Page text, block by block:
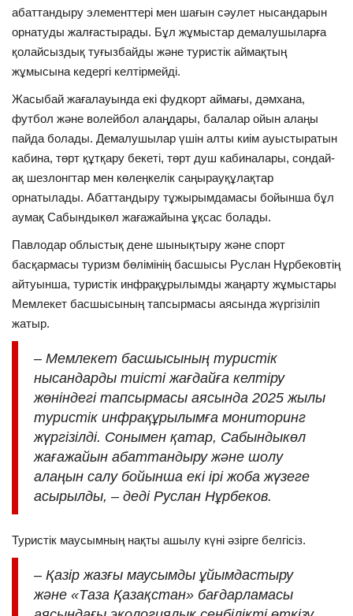
абаттандыру элементтері мен шағын сәулет нысандарын
орнатуды жалғастырады. Бұл жұмыстар демалушыларға
қолайсыздық туғызбайды және туристік аймақтың
жұмысына кедергі келтірмейді.
Жасыбай жағалауында екі фудкорт аймағы, дәмхана,
футбол және волейбол алаңдары, балалар ойын алаңы
пайда болады. Демалушылар үшін алты киім ауыстыратын
кабина, төрт құтқару бекеті, төрт душ кабиналары, сондай-
ақ шезлонгтар мен көлеңкелік саңырауқұлақтар
орнатылады. Абаттандыру тұжырымдамасы бойынша бұл
аумақ Сабындыкөл жағажайына ұқсас болады.
Павлодар облыстық дене шынықтыру және спорт
басқармасы туризм бөлімінің басшысы Руслан Нұрбековтің
айтуынша, туристік инфрақұрылымды жаңарту жұмыстары
Мемлекет басшысының тапсырмасы аясында жүргізіліп
жатыр.
– Мемлекет басшысының туристік
нысандарды тиісті жағдайға келтіру
жөніндегі тапсырмасы аясында 2025 жылы
туристік инфрақұрылымға мониторинг
жүргізілді. Сонымен қатар, Сабындыкөл
жағажайын абаттандыру және шолу
алаңын салу бойынша екі ірі жоба жүзеге
асырылды, – деді Руслан Нұрбеков.
Туристік маусымның нақты ашылу күні әзірге белгісіз.
– Қазір жазғы маусымды ұйымдастыру
және «Таза Қазақстан» бағдарламасы